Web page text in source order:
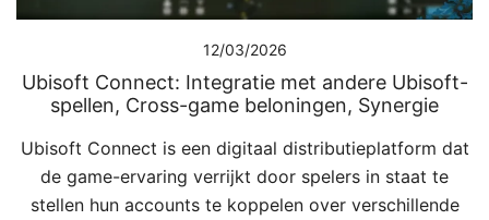
12/03/2026
Ubisoft Connect: Integratie met andere Ubisoft-
spellen, Cross-game beloningen, Synergie
Ubisoft Connect is een digitaal distributieplatform dat
de game-ervaring verrijkt door spelers in staat te
stellen hun accounts te koppelen over verschillende